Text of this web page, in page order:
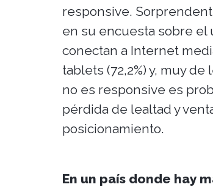
responsive.
en su encuesta sobre el
conectan a Internet
tablets (72,2%) y, muy
no es responsive es
pérdida de lealtad y
posicionamiento.
En un país donde hay